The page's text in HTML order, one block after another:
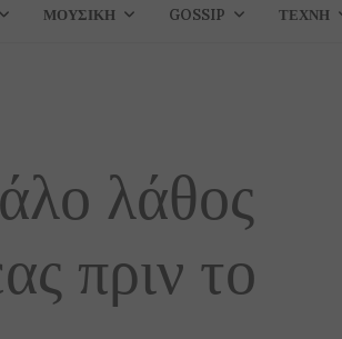
ΜΟΥΣΙΚΉ GOSSIP ΤΈΧΝΗ
λάθος
πριν το